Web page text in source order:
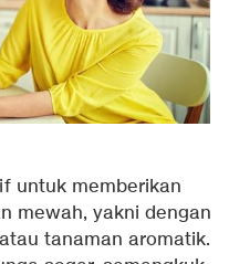
untuk memberikan
mewah, yakni dengan
tanaman aromatik.